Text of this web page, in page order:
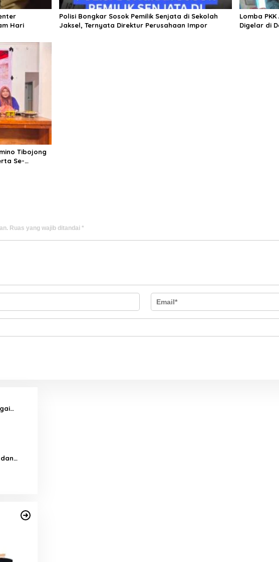
Hari
Polisi Bongkar Sosok Pemilik Senjata di Sekolah
Jaksel, Ternyata Direktur Perusahaan Impor
Lomba
Digelar di
Tibojong
Se-
Ruas yang wajib ditandai *